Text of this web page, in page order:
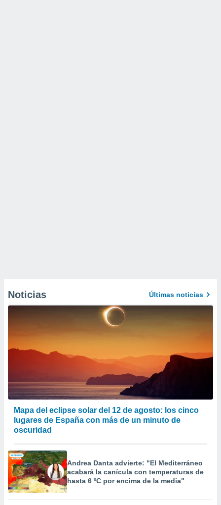
Noticias Últimas noticias
Mapa del eclipse solar del 12 de agosto: los cinco
lugares de España con más de un minuto de
oscuridad
Andrea Danta advierte: "El Mediterráneo
acabará la canícula con temperaturas de
hasta 6 ºC por encima de la media"